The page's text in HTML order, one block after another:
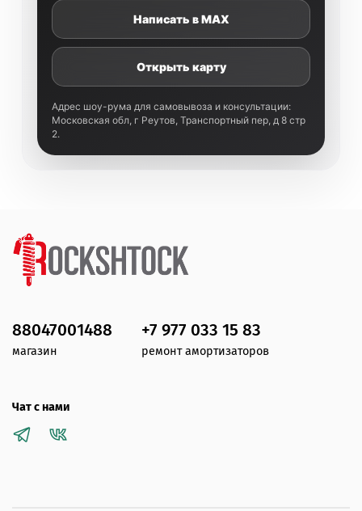
Написать в MAX
Открыть карту
Адрес шоу-рума для самовывоза и консультации:
Московская обл, г Реутов, Транспортный пер, д 8 стр
2.
88047001488
магазин
+7 977 033 15 83
ремонт амортизаторов
Чат с нами